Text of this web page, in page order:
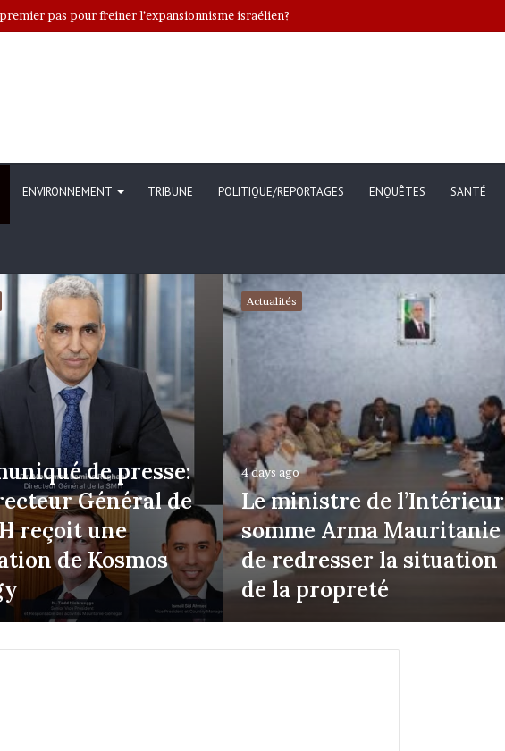
ENVIRONNEMENT TRIBUNE POLITIQUE/REPORTAGES ENQUÊTES SANTÉ
de presse:
Général de
reçoit une
de Kosmos
Actualités
4 days ago
Le ministre de l’Intérieur
somme Arma Mauritanie
de redresser la situation
de la propreté